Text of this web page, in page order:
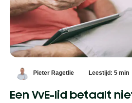
Pieter Ragetlie Leestijd: 5 min
Een VvE-lid betaalt